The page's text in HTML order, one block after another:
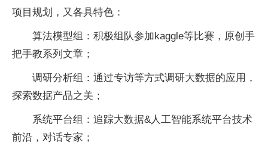
项目规划，又各具特色：
算法模型组：积极组队参加kaggle等比赛，原创手
把手教系列文章；
调研分析组：通过专访等方式调研大数据的应用，
探索数据产品之美；
系统平台组：追踪大数据&人工智能系统平台技术
前沿，对话专家；